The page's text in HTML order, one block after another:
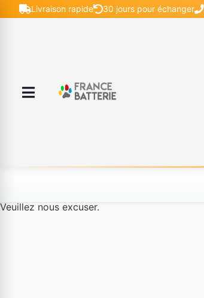
Livraison rapide 30 jours pour échanger
Veuillez nous excuser.